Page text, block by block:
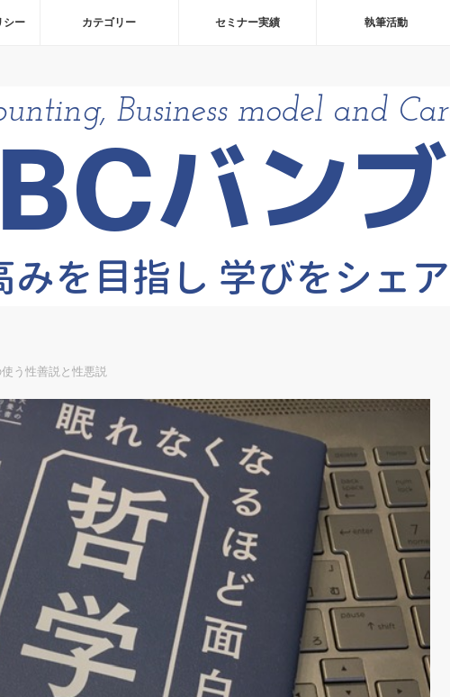
シー カテゴリー セミナー実績 執筆活動
う性善説と性悪説